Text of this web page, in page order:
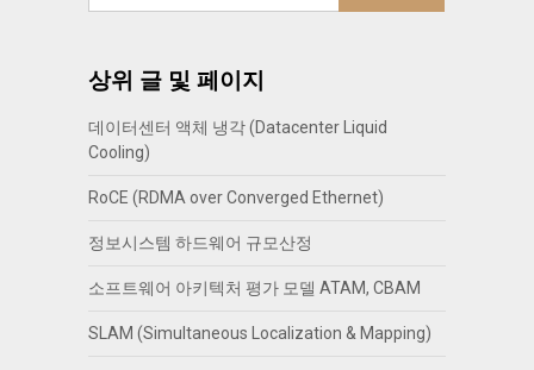
상위 글 및 페이지
데이터센터 액체 냉각 (Datacenter Liquid
Cooling)
RoCE (RDMA over Converged Ethernet)
정보시스템 하드웨어 규모산정
소프트웨어 아키텍처 평가 모델 ATAM, CBAM
SLAM (Simultaneous Localization & Mapping)